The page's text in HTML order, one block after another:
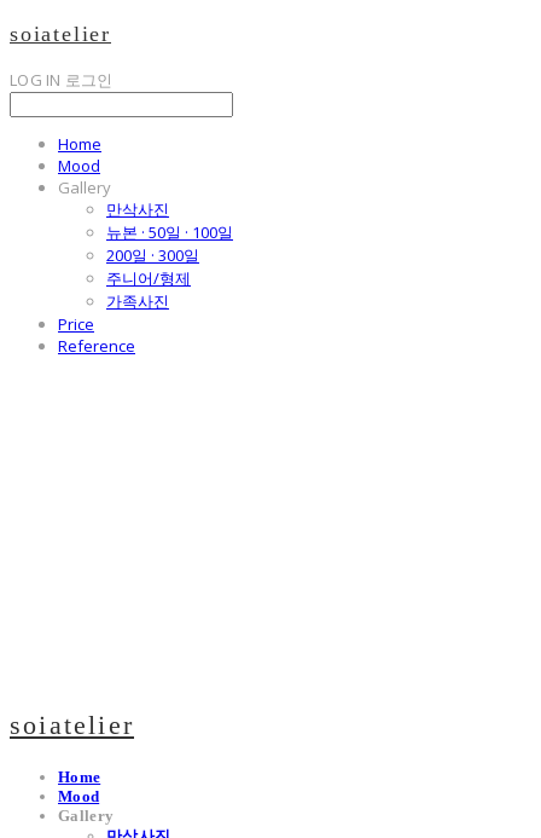
soiatelier
LOG IN 로그인
Home
Mood
Gallery
만삭사진
뉴본 · 50일 · 100일
200일 · 300일
주니어/형제
가족사진
Price
Reference
soiatelier
Home
Mood
Gallery